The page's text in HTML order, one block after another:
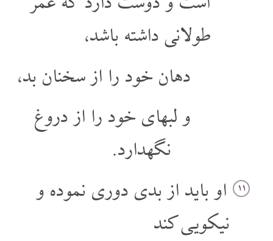
طولانی داشته باشد،
دهان خود را از سخنان بد،
و لبهای خود را از دروغ
نگهدارد.
۱۱ او باید از بدی دوری نموده و
نیکویی کند